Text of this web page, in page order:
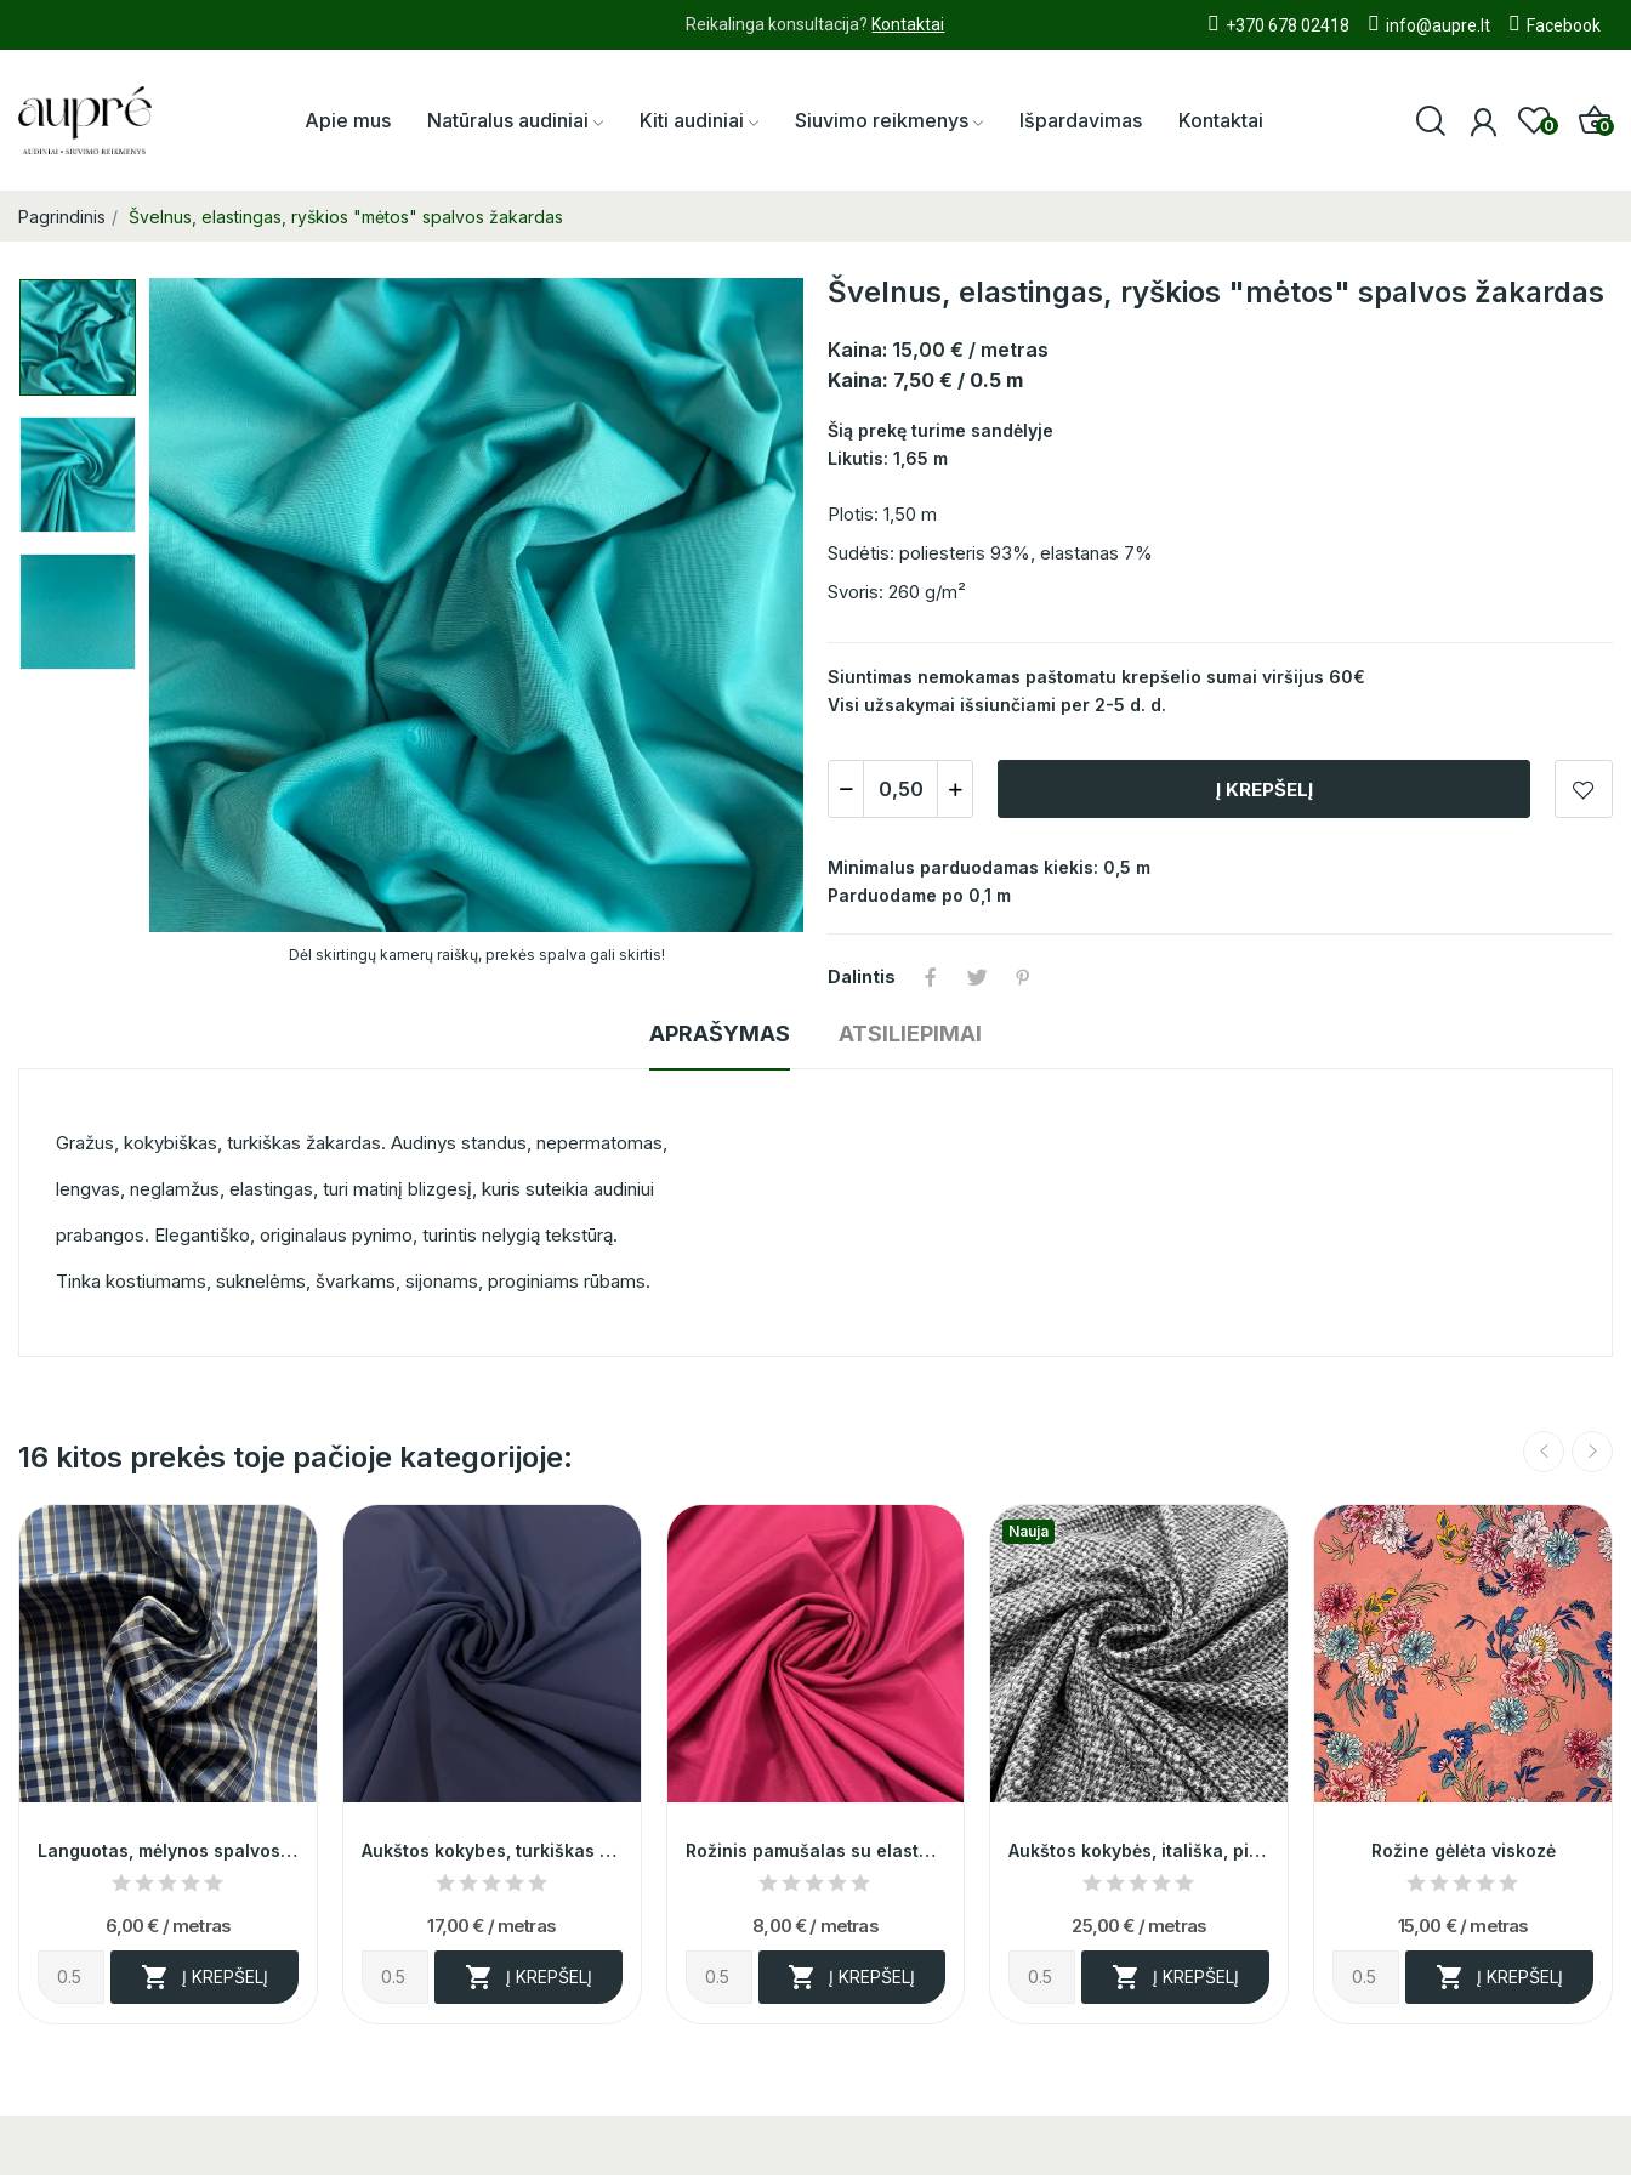
Reikalinga konsultacija? Kontaktai +370 678 02418 info@aupre.lt Facebook
Apie mus Natūralus audiniai Kiti audiniai Siuvimo reikmenys Išpardavimas Kontaktai 0 0
Pagrindinis Švelnus, elastingas, ryškios "mėtos" spalvos žakardas
Dėl skirtingų kamerų raiškų, prekės spalva gali skirtis!
Švelnus, elastingas, ryškios "mėtos" spalvos žakardas
Kaina: 15,00 € / metras
Kaina: 7,50 € / 0.5 m
Šią prekę turime sandėlyje
Likutis: 1,65 m
Plotis: 1,50 m
Sudėtis: poliesteris 93%, elastanas 7%
Svoris: 260 g/m²
Siuntimas nemokamas paštomatu krepšelio sumai viršijus 60€
Visi užsakymai išsiunčiami per 2-5 d. d.
Į KREPŠELĮ
Minimalus parduodamas kiekis: 0,5 m
Parduodame po 0,1 m
Dalintis
APRAŠYMAS ATSILIEPIMAI
Gražus, kokybiškas, turkiškas žakardas. Audinys standus, nepermatomas,
lengvas, neglamžus, elastingas, turi matinį blizgesį, kuris suteikia audiniui
prabangos. Elegantiško, originalaus pynimo, turintis nelygią tekstūrą.
Tinka kostiumams, suknelėms, švarkams, sijonams, proginiams rūbams.
16 kitos prekės toje pačioje kategorijoje:
Languotas, mėlynos spalvos viskozinis pamušalas
6,00 € / metras
 Į KREPŠELĮ
Aukštos kokybes, turkiškas "Marchiano" mėlynas...
17,00 € / metras
 Į KREPŠELĮ
Rožinis pamušalas su elastanu 014191
8,00 €/ metras
 Į KREPŠELĮ
Nauja
Aukštos kokybės, itališka, pilka kostiuminė...
25,00 € / metras
 Į KREPŠELĮ
Rožine gėlėta viskozė
15,00 € / metras
 Į KREPŠELĮ